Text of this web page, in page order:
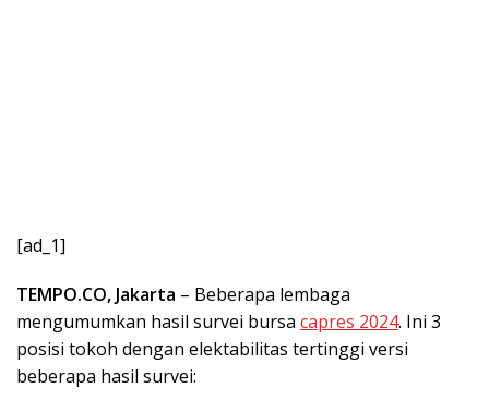
[ad_1]
TEMPO.CO, Jakarta – Beberapa lembaga
mengumumkan hasil survei bursa capres 2024. Ini 3
posisi tokoh dengan elektabilitas tertinggi versi
beberapa hasil survei: